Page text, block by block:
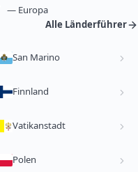
— Europa
Alle Länderführer
San Marino
Finnland
Vatikanstadt
Polen